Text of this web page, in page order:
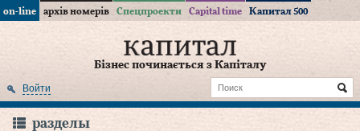
on-line архів номерів Спецпроекти Capital time Капитал 500
Бізнес починається з Капіталу
Войти
разделы